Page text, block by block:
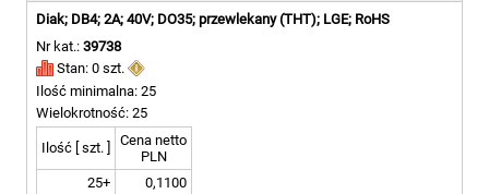
Diak; DB4; 2A; 40V; DO35; przewlekany (THT); LGE; RoHS
Nr kat.: 39738
Stan: 0 szt.
Ilość minimalna: 25
Wielokrotność: 25
Ilość [ szt. ]
Cena netto
PLN
25+
0,1100